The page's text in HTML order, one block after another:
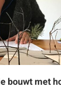
bouwt met